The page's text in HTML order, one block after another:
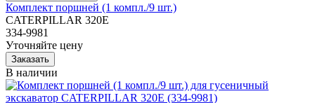
Комплект поршней (1 компл./9 шт.)
CATERPILLAR 320E
334-9981
Уточняйте цену
В наличии